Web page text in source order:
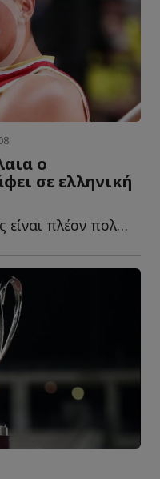
ο
σε ελληνική
Ο Γιαννούλης Λαρεντζάκης είναι πλέον πολύ κοντά στην έ...